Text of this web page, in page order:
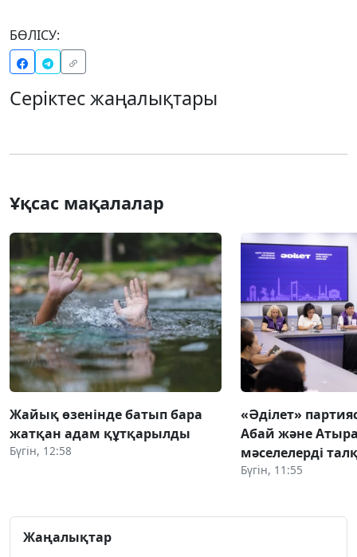
БӨЛІСУ:
Серіктес жаңалықтары
Ұқсас мақалалар
Жайық өзенінде батып бара
жатқан адам құтқарылды
Бүгін, 12:58
«Әділет»
Абай және
мәселелерді
Бүгін, 11:55
Жаңалықтар